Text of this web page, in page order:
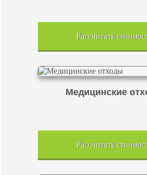
Рассчитать
Медицинские
Рассчитать